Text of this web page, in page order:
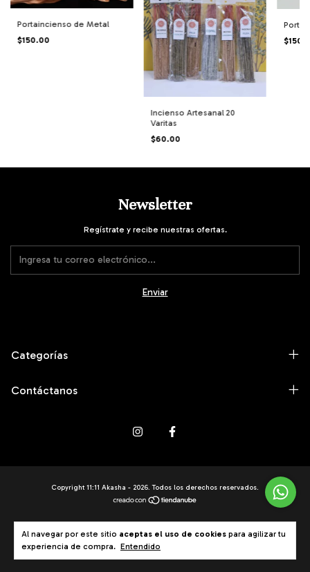
Al navegar por este sitio aceptas el uso de cookies para agilizar tu
experiencia de compra. Entendido
Portaincienso de Metal
$150.00
Incienso Artesanal 20
Varitas
$60.00
Newsletter
Regístrate y recibe nuestras ofertas.
Categorías
Contáctanos
Copyright 11:11 Akasha - 2026. Todos los derechos reservados.